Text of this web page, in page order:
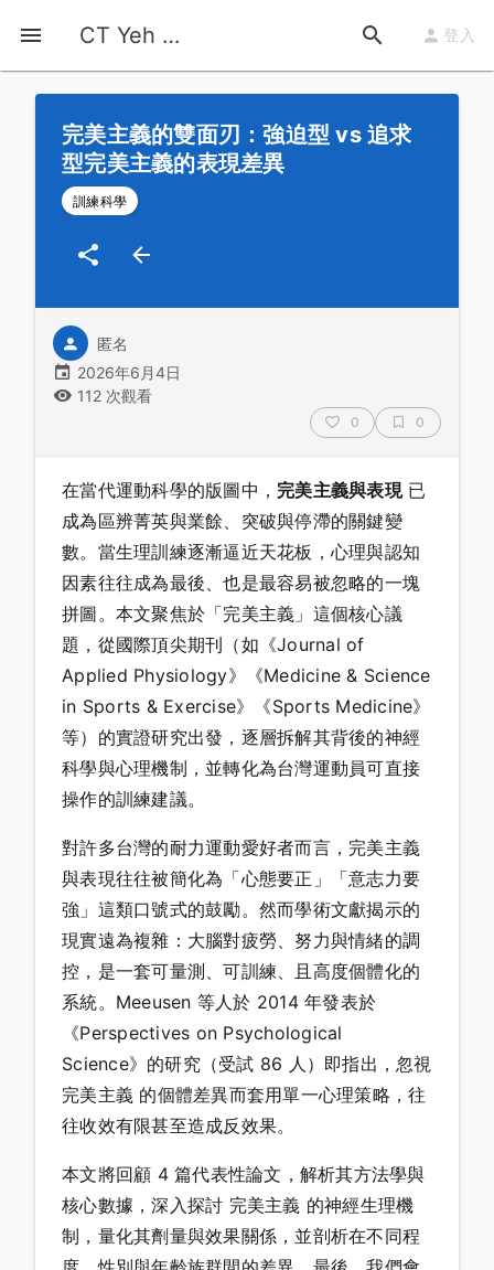
CT Yeh 公路車基地 登入
首頁 運動知識
完美主義的雙面刃：強迫型 vs 追求
型完美主義的表現差異
訓練科學
匿名
2026年6月4日
112 次觀看
0 0
在當代運動科學的版圖中， 完美主義與表現已
成為區辨菁英與業餘、突破與停滯的關鍵變
數。當生理訓練逐漸逼近天花板，心理與認知
因素往往成為最後、也是最容易被忽略的一塊
拼圖。本文聚焦於「完美主義」這個核心議
題，從國際頂尖期刊（如《Journal of
Applied Physiology》《Medicine & Science
in Sports & Exercise》《Sports Medicine》
等）的實證研究出發，逐層拆解其背後的神經
科學與心理機制，並轉化為台灣運動員可直接
操作的訓練建議。
對許多台灣的耐力運動愛好者而言，完美主義
與表現往往被簡化為「心態要正」「意志力要
強」這類口號式的鼓勵。然而學術文獻揭示的
現實遠為複雜：大腦對疲勞、努力與情緒的調
控，是一套可量測、可訓練、且高度個體化的
系統。Meeusen 等人於 2014 年發表於
《Perspectives on Psychological
Science》的研究（受試 86 人）即指出，忽視
完美主義 的個體差異而套用單一心理策略，往
往收效有限甚至造成反效果。
本文將回顧 4 篇代表性論文，解析其方法學與
核心數據，深入探討 完美主義 的神經生理機
制，量化其劑量與效果關係，並剖析在不同程